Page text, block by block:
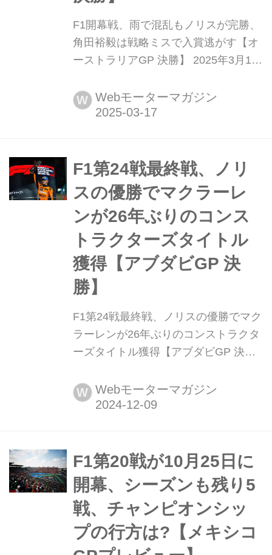
F1開幕戦、雨で混乱もノリスが完勝、
角田裕毅は戦略ミスで入賞逃がす【オ
ーストラリアGP 決勝】 2025年3月16
ストラリアGP決勝がメルボルンのア
ルバート・パーク・サーキットで開催
ス・フェルスタッペン、3位にはメル
セデスのジョージ・ラッセルが入っ
た。5番グリッドか...
W Webモーターマガジン
F1第24戦最終戦、ノリ
スの優勝でマクラーレ
ンが26年ぶりのコンス
トラクターズタイトル
獲得【アブダビGP 決
勝】
F1第24戦最終戦、ノリスの優勝でマク
ラーレンが26年ぶりのコンストラクタ
ーズタイトル獲得【アブダビGP 決
界選手権第24戦(最終戦)アブダビGP決
勝がアラブ首長国連邦アブダビのヤ
優勝。2位にはカルロス・サインツ、3
位にはシャルル・ルクレールとフェラ
ーリ勢が入ったものの、コンスト...
W Webモーターマガジン
F1第20戦が10月25日に
開幕、シーズンも残り5
戦、チャンピオンシッ
プの行方は?【メキシコ